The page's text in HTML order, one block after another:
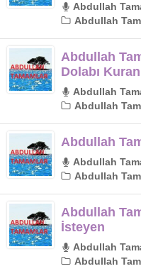
Abdullah
Abdullah
Abdullah
Dolabı
Abdullah
Abdullah
Abdullah
Abdullah
Abdullah
Abdullah
İsteyen
Abdullah
Abdullah